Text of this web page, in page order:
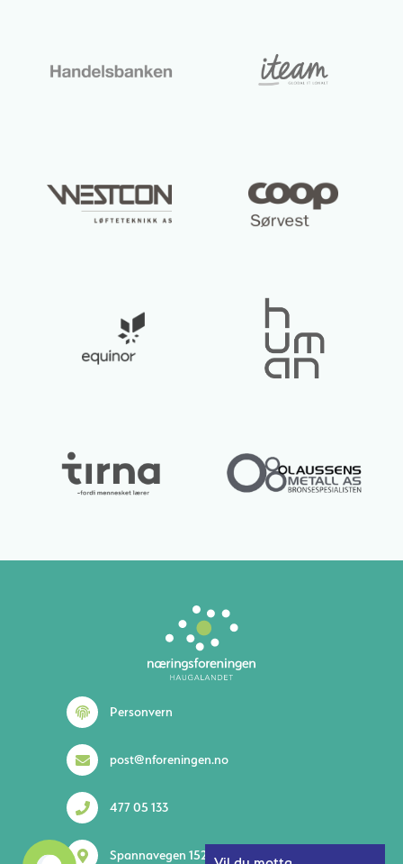
Personvern
post@nforeningen.no
477 05 133
Spannavegen 152 5535 Haugesund